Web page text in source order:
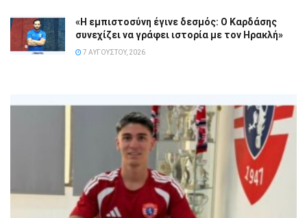
«Η εμπιστοσύνη έγινε δεσμός: Ο Καρδάσης
συνεχίζει να γράφει ιστορία με τον Ηρακλή»
7 ΑΥΓΟΎΣΤΟΥ, 2026